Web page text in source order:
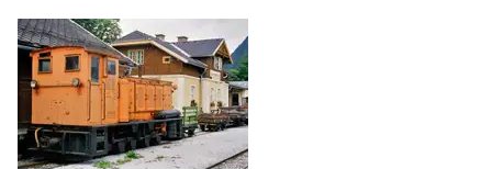
Gattung Z, ZZ | Kesselwagen
Museumsbahnen und Museen
Taurachbahn
Personenwagen | Schmalspur